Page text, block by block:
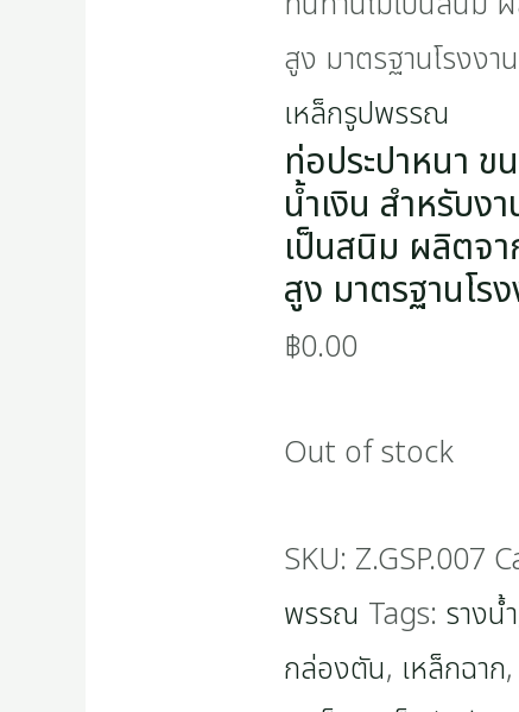
สูง มาตรฐานโรงงาน
เหล็กรูปพรรณ
ท่อประปาหนา ข
น้ำเงิน สำหรับง
เป็นสนิม ผลิตจ
สูง มาตรฐานโร
฿0.00
Out of stock
SKU: Z.GSP.007
พรรณ Tags: รางน้ำ
กล่องตัน, เหล็กฉาก,